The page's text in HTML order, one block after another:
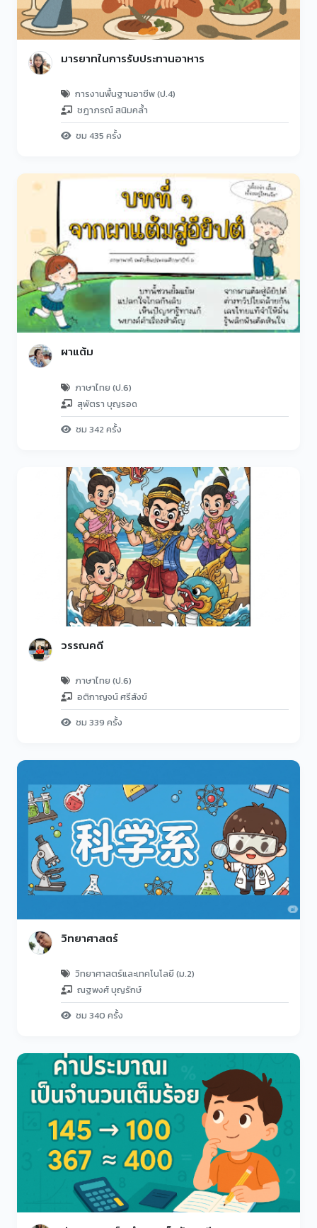
มารยาทในการรับประทานอาหาร
การงานพื้นฐานอาชีพ (ป.4)
ชฎาภรณ์ สนิมคล้ำ
ชม 435 ครั้ง
ผาแต้ม
ภาษาไทย (ป.6)
สุพัตรา บุญรอด
ชม 342 ครั้ง
วรรณคดี
ภาษาไทย (ป.6)
อติกาญจน์ ศรีสังข์
ชม 339 ครั้ง
วิทยาศาสตร์
วิทยาศาสตร์และเทคโนโลยี (ม.2)
ณฐพงศ์ บุญรักษ์
ชม 340 ครั้ง